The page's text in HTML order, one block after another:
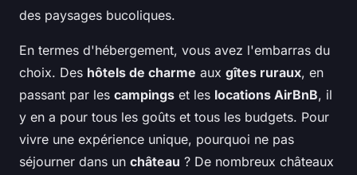
des paysages bucoliques.
En termes d'hébergement, vous avez l'embarras du
choix. Des hôtels de charme aux gîtes ruraux, en
passant par les campings et les locations AirBnB, il
y en a pour tous les goûts et tous les budgets. Pour
vivre une expérience unique, pourquoi ne pas
séjourner dans un château ? De nombreux châteaux